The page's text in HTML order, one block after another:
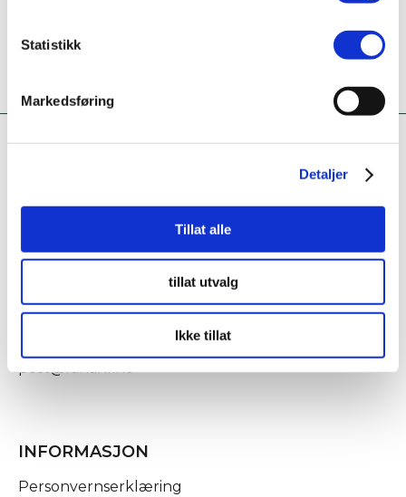
Statistikk
Markedsføring
Detaljer
Tillat alle
tillat utvalg
Ikke tillat
Fridtjof Nansens gate 21
post@rananf.no
INFORMASJON
Personvernserklæring